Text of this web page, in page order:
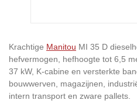
Krachtige Manitou MI 35 D
hefvermogen, hefhoogte tot 6,5
37 kW, K-cabine en versterkte
bouwwerven, magazijnen,
intern transport en zware pallets.